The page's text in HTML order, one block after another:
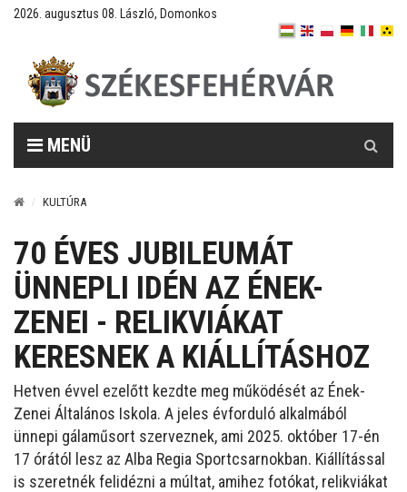
2026. augusztus 08. László, Domonkos
MENÜ
KULTÚRA
70 ÉVES JUBILEUMÁT
ÜNNEPLI IDÉN AZ ÉNEK-
ZENEI - RELIKVIÁKAT
KERESNEK A KIÁLLÍTÁSHOZ
Hetven évvel ezelőtt kezdte meg működését az Ének-
Zenei Általános Iskola. A jeles évforduló alkalmából
ünnepi gálaműsort szerveznek, ami 2025. október 17-én
17 órától lesz az Alba Regia Sportcsarnokban. Kiállítással
is szeretnék felidézni a múltat, amihez fotókat, relikviákat